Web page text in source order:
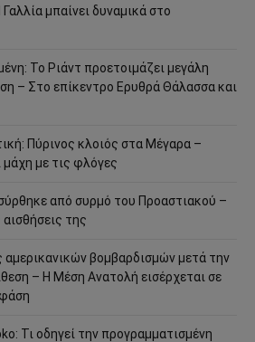
μπαίνει δυναμικά στο
Το Ριάντ προετοιμάζει μεγάλη
– Στο επίκεντρο Ερυθρά Θάλασσα και
Πύρινος κλοιός στα Μέγαρα –
μάχη με τις φλόγες
από συρμό του Προαστιακού –
της
αμερικανικών βομβαρδισμών μετά την
– Η Μέση Ανατολή εισέρχεται σε
Τι οδηγεί την προγραμματισμένη